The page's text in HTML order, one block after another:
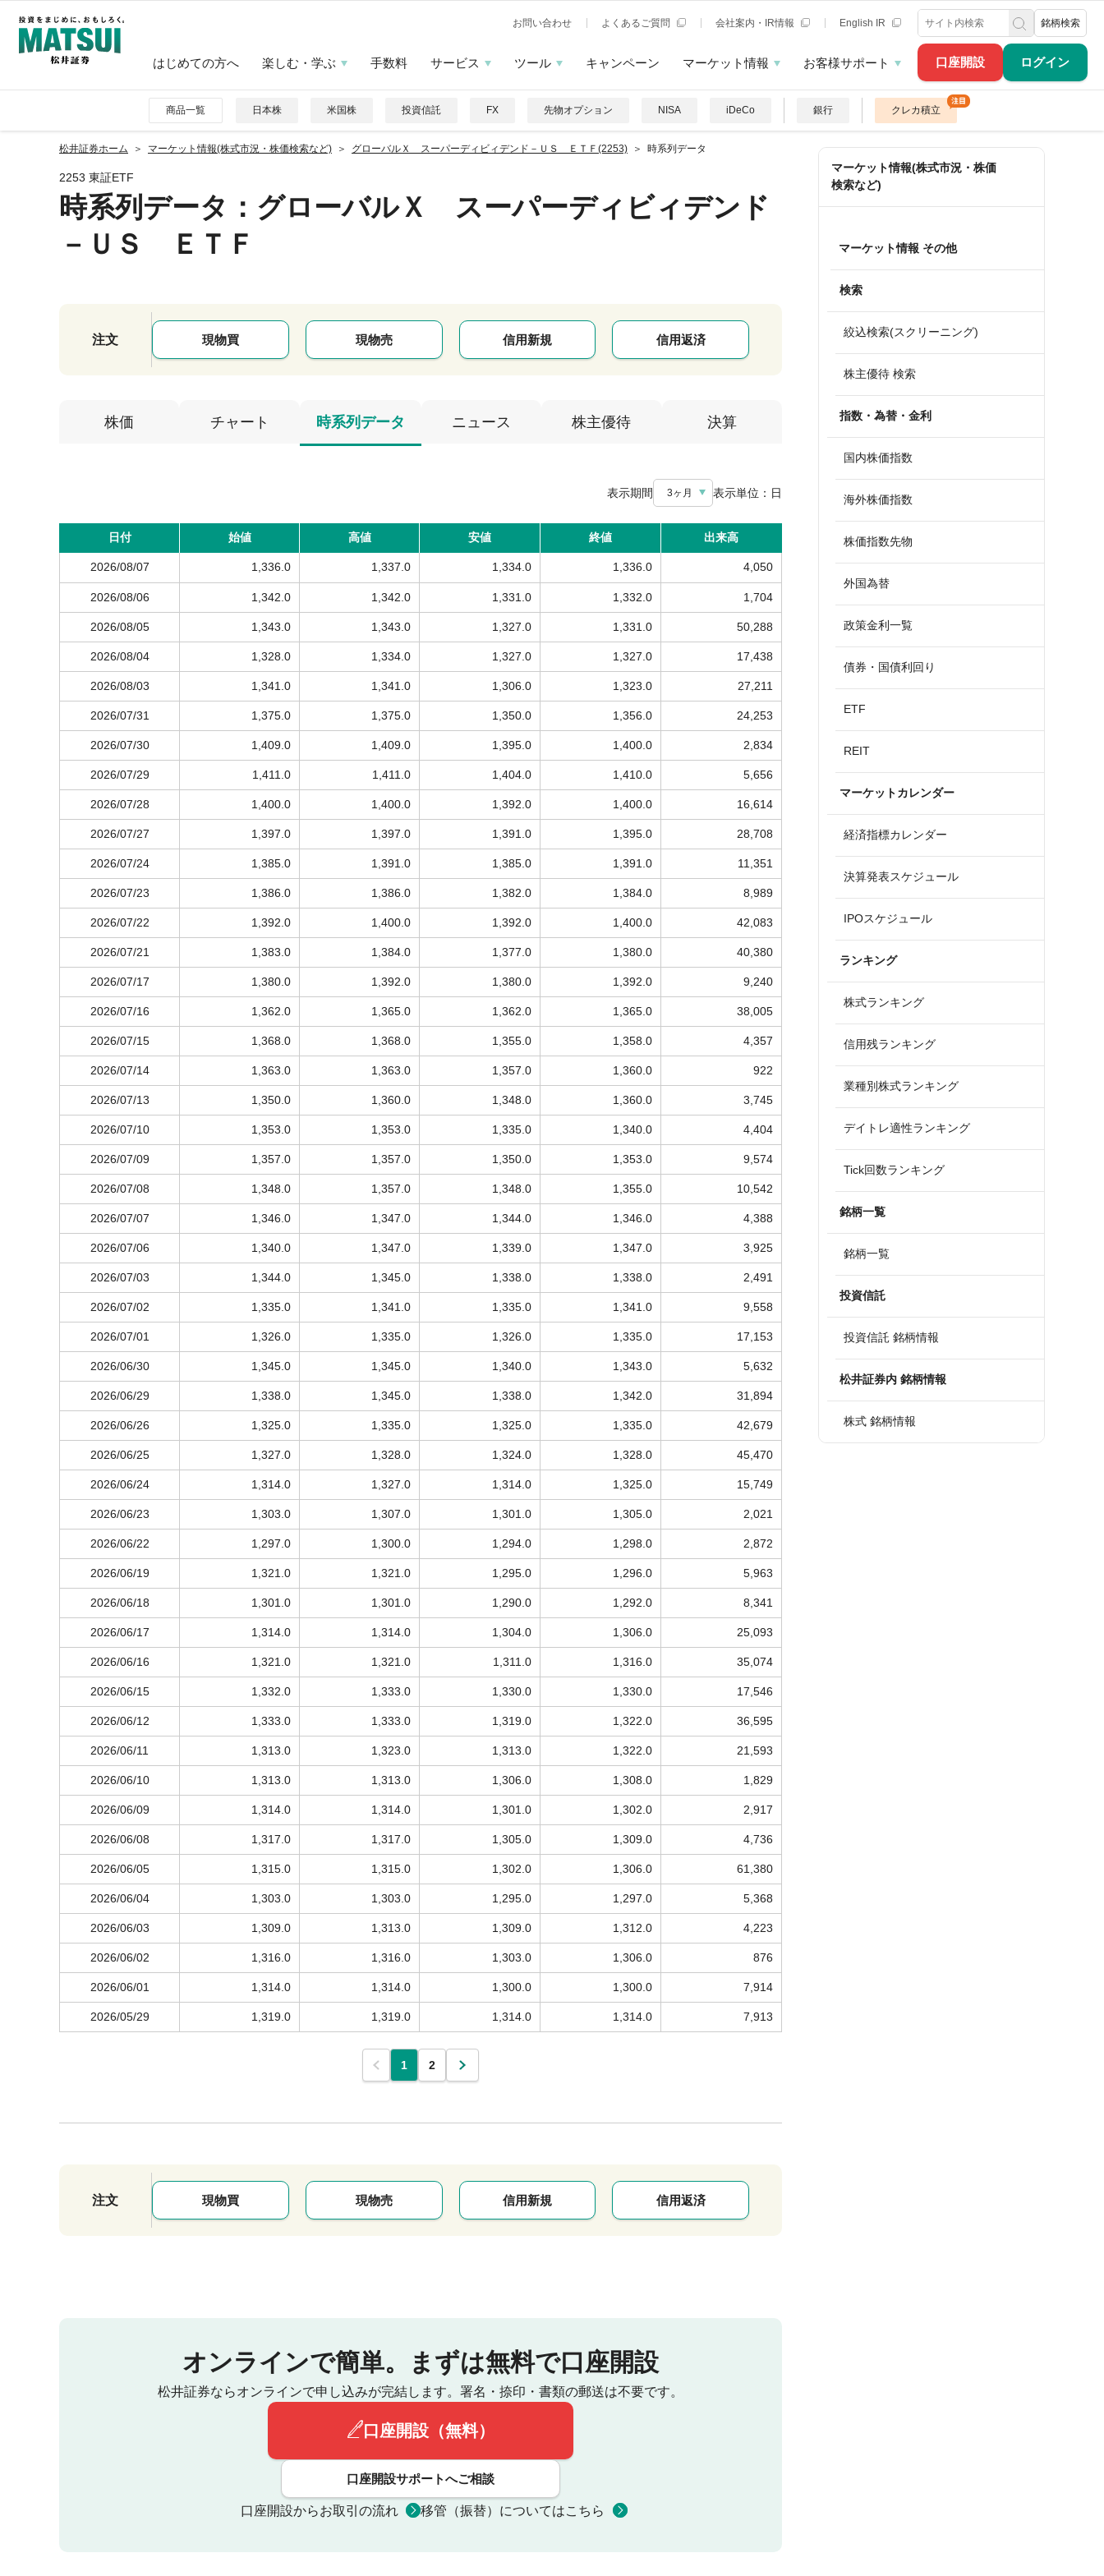
口座開設 ログイン
お問い合わせ よくあるご質問 会社案内・IR情報 English IR 銘柄検索
はじめての方へ 楽しむ・学ぶ 手数料 サービス ツール キャンペーン マーケット情報 お客様サポート
商品一覧 日本株 米国株 投資信託 FX 先物オプション NISA iDeCo 銀行 クレカ積立
松井証券ホーム マーケット情報(株式市況・株価検索など) グローバルＸ スーパーディビィデンド－ＵＳ ＥＴＦ(2253) 時系列データ
2253 東証ETF
時系列データ ：グローバルＸ スーパーディビィデンド
－ＵＳ ＥＴＦ
注文 現物買 現物売 信用新規 信用返済
株価 チャート 時系列データ ニュース 株主優待 決算
表示期間 3ヶ月 表示単位： 日
日付 始値 高値 安値 終値 出来高
2026/08/07 1,336.0 1,337.0 1,334.0 1,336.0 4,050
2026/08/06 1,342.0 1,342.0 1,331.0 1,332.0 1,704
2026/08/05 1,343.0 1,343.0 1,327.0 1,331.0 50,288
2026/08/04 1,328.0 1,334.0 1,327.0 1,327.0 17,438
2026/08/03 1,341.0 1,341.0 1,306.0 1,323.0 27,211
2026/07/31 1,375.0 1,375.0 1,350.0 1,356.0 24,253
2026/07/30 1,409.0 1,409.0 1,395.0 1,400.0 2,834
2026/07/29 1,411.0 1,411.0 1,404.0 1,410.0 5,656
2026/07/28 1,400.0 1,400.0 1,392.0 1,400.0 16,614
2026/07/27 1,397.0 1,397.0 1,391.0 1,395.0 28,708
2026/07/24 1,385.0 1,391.0 1,385.0 1,391.0 11,351
2026/07/23 1,386.0 1,386.0 1,382.0 1,384.0 8,989
2026/07/22 1,392.0 1,400.0 1,392.0 1,400.0 42,083
2026/07/21 1,383.0 1,384.0 1,377.0 1,380.0 40,380
2026/07/17 1,380.0 1,392.0 1,380.0 1,392.0 9,240
2026/07/16 1,362.0 1,365.0 1,362.0 1,365.0 38,005
2026/07/15 1,368.0 1,368.0 1,355.0 1,358.0 4,357
2026/07/14 1,363.0 1,363.0 1,357.0 1,360.0 922
2026/07/13 1,350.0 1,360.0 1,348.0 1,360.0 3,745
2026/07/10 1,353.0 1,353.0 1,335.0 1,340.0 4,404
2026/07/09 1,357.0 1,357.0 1,350.0 1,353.0 9,574
2026/07/08 1,348.0 1,357.0 1,348.0 1,355.0 10,542
2026/07/07 1,346.0 1,347.0 1,344.0 1,346.0 4,388
2026/07/06 1,340.0 1,347.0 1,339.0 1,347.0 3,925
2026/07/03 1,344.0 1,345.0 1,338.0 1,338.0 2,491
2026/07/02 1,335.0 1,341.0 1,335.0 1,341.0 9,558
2026/07/01 1,326.0 1,335.0 1,326.0 1,335.0 17,153
2026/06/30 1,345.0 1,345.0 1,340.0 1,343.0 5,632
2026/06/29 1,338.0 1,345.0 1,338.0 1,342.0 31,894
2026/06/26 1,325.0 1,335.0 1,325.0 1,335.0 42,679
2026/06/25 1,327.0 1,328.0 1,324.0 1,328.0 45,470
2026/06/24 1,314.0 1,327.0 1,314.0 1,325.0 15,749
2026/06/23 1,303.0 1,307.0 1,301.0 1,305.0 2,021
2026/06/22 1,297.0 1,300.0 1,294.0 1,298.0 2,872
2026/06/19 1,321.0 1,321.0 1,295.0 1,296.0 5,963
2026/06/18 1,301.0 1,301.0 1,290.0 1,292.0 8,341
2026/06/17 1,314.0 1,314.0 1,304.0 1,306.0 25,093
2026/06/16 1,321.0 1,321.0 1,311.0 1,316.0 35,074
2026/06/15 1,332.0 1,333.0 1,330.0 1,330.0 17,546
2026/06/12 1,333.0 1,333.0 1,319.0 1,322.0 36,595
2026/06/11 1,313.0 1,323.0 1,313.0 1,322.0 21,593
2026/06/10 1,313.0 1,313.0 1,306.0 1,308.0 1,829
2026/06/09 1,314.0 1,314.0 1,301.0 1,302.0 2,917
2026/06/08 1,317.0 1,317.0 1,305.0 1,309.0 4,736
2026/06/05 1,315.0 1,315.0 1,302.0 1,306.0 61,380
2026/06/04 1,303.0 1,303.0 1,295.0 1,297.0 5,368
2026/06/03 1,309.0 1,313.0 1,309.0 1,312.0 4,223
2026/06/02 1,316.0 1,316.0 1,303.0 1,306.0 876
2026/06/01 1,314.0 1,314.0 1,300.0 1,300.0 7,914
2026/05/29 1,319.0 1,319.0 1,314.0 1,314.0 7,913
1 2
注文 現物買 現物売 信用新規 信用返済
オンラインで簡単。 まずは無料で口座開設
松井証券ならオンラインで申し込みが完結します。 署名・捺印・書類の郵送は不要です。
口座開設（無料）
口座開設サポートへご相談
口座開設からお取引の流れ 移管（振替）についてはこちら
マーケット情報(株式市況・株価
検索など)
マーケット情報 その他
検索
絞込検索(スクリーニング)
株主優待 検索
指数・為替・金利
国内株価指数
海外株価指数
株価指数先物
外国為替
政策金利一覧
債券・国債利回り
ETF
REIT
マーケットカレンダー
経済指標カレンダー
決算発表スケジュール
IPOスケジュール
ランキング
株式ランキング
信用残ランキング
業種別株式ランキング
デイトレ適性ランキング
Tick回数ランキング
銘柄一覧
銘柄一覧
投資信託
投資信託 銘柄情報
松井証券内 銘柄情報
株式 銘柄情報